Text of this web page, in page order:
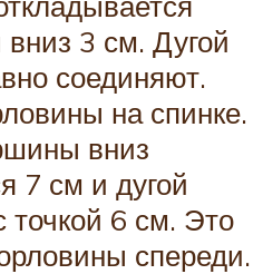
3 см. Дугой
соединяют.
на спинке.
вниз
7 см и дугой
точкой 6 см. Это
спереди.